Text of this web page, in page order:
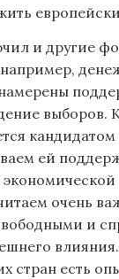
и другие
выборов.
кандидатом
ей
очень
и
стран есть